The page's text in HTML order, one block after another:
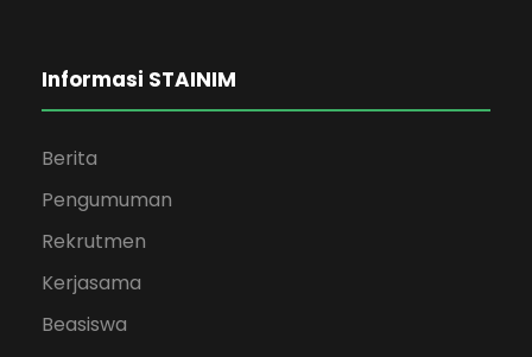
Informasi STAINIM
Berita
Pengumuman
Rekrutmen
Kerjasama
Beasiswa